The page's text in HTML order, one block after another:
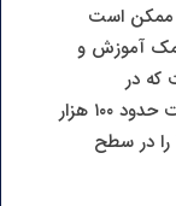
ممکن است
آموزش و
که در
اردیبهشت و خرداد برای واجدین شرایط بابت حدود ۱۰۰ هزار
را در سطح